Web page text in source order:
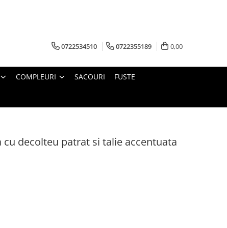
0722534510 0722355189 0,00
COMPLEURI SACOURI FUSTE
cu decolteu patrat si talie accentuata